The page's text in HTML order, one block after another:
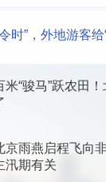
地游客给“周一
米“骏马”跃农田
京雨燕启程飞向
汛期有关